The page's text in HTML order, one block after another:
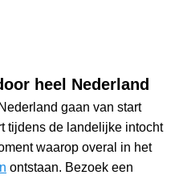
heel Nederland
gaan van start
tijdens de landelijke intocht
waarop overal in het
ontstaan. Bezoek een